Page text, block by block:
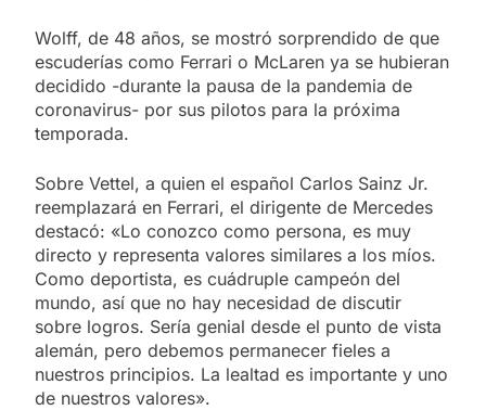
Wolff, de 48 años, se mostró sorprendido de que
escuderías como Ferrari o McLaren ya se hubieran
decidido -durante la pausa de la pandemia de
coronavirus- por sus pilotos para la próxima
temporada.
Sobre Vettel, a quien el español Carlos Sainz Jr.
reemplazará en Ferrari, el dirigente de Mercedes
destacó: «Lo conozco como persona, es muy
directo y representa valores similares a los míos.
Como deportista, es cuádruple campeón del
mundo, así que no hay necesidad de discutir
sobre logros. Sería genial desde el punto de vista
alemán, pero debemos permanecer fieles a
nuestros principios. La lealtad es importante y uno
de nuestros valores».